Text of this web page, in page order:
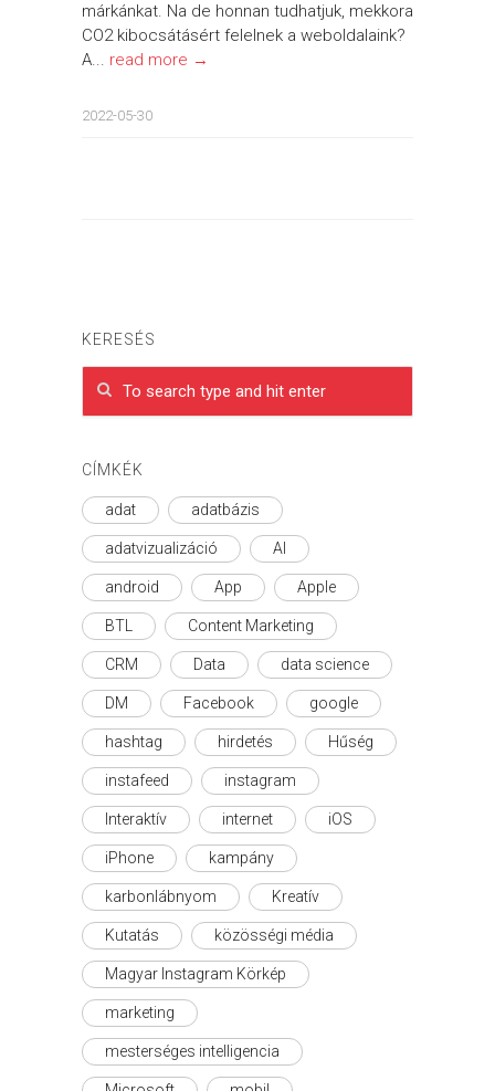
márkánkat. Na de honnan tudhatjuk, mekkora
CO2 kibocsátásért felelnek a weboldalaink?
A... read more →
2022-05-30
KERESÉS
CÍMKÉK
adat adatbázis
adatvizualizáció AI
android App Apple
BTL Content Marketing
CRM Data data science
DM Facebook google
hashtag hirdetés Hűség
instafeed instagram
Interaktív internet iOS
iPhone kampány
karbonlábnyom Kreatív
Kutatás közösségi média
Magyar Instagram Körkép
marketing
mesterséges intelligencia